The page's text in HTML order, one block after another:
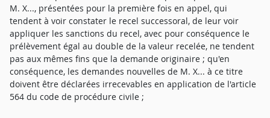
M. X..., présentées pour la première fois en appel, qui
tendent à voir constater le recel successoral, de leur voir
appliquer les sanctions du recel, avec pour conséquence le
prélèvement égal au double de la valeur recelée, ne tendent
pas aux mêmes fins que la demande originaire ; qu'en
conséquence, les demandes nouvelles de M. X... à ce titre
doivent être déclarées irrecevables en application de l'article
564 du code de procédure civile ;